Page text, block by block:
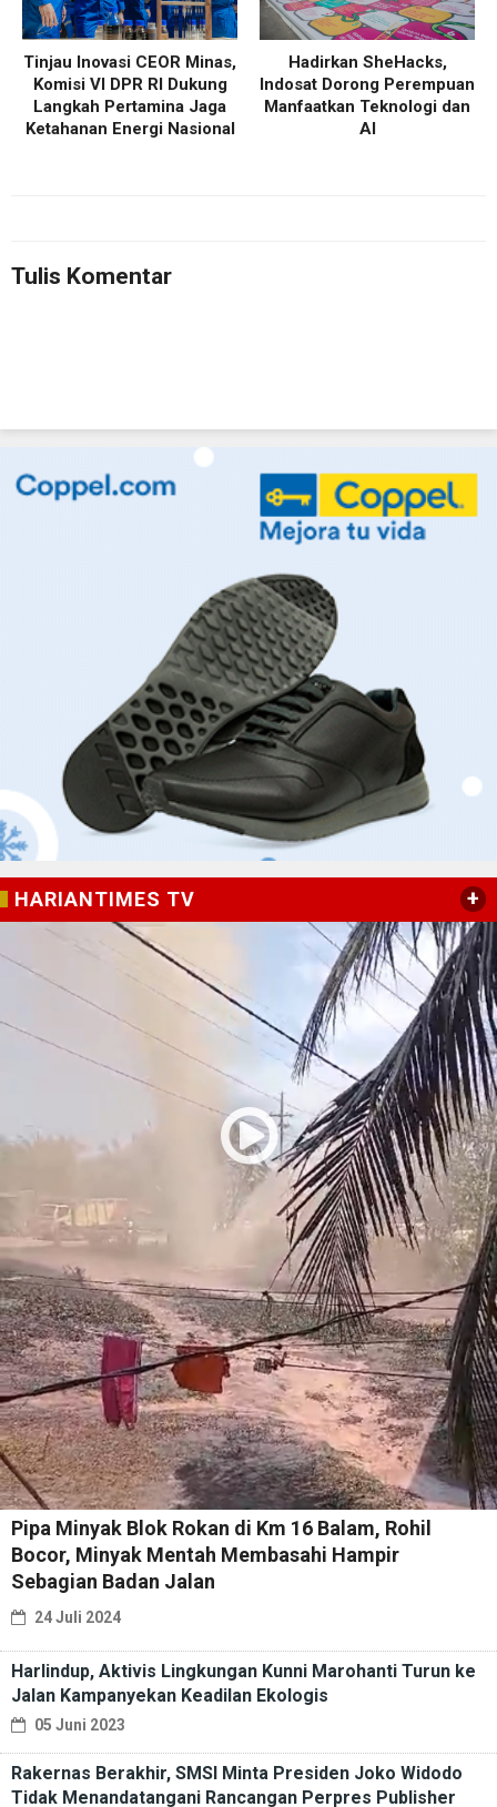
Tinjau Inovasi CEOR Minas,
Komisi VI DPR RI Dukung
Langkah Pertamina Jaga
Ketahanan Energi Nasional
Hadirkan SheHacks,
Indosat Dorong Perempuan
Manfaatkan Teknologi dan
AI
Tulis Komentar
HARIANTIMES TV +
Pipa Minyak Blok Rokan di Km 16 Balam, Rohil
Bocor, Minyak Mentah Membasahi Hampir
Sebagian Badan Jalan
24 Juli 2024
Harlindup, Aktivis Lingkungan Kunni Marohanti Turun ke
Jalan Kampanyekan Keadilan Ekologis
05 Juni 2023
Rakernas Berakhir, SMSI Minta Presiden Joko Widodo
Tidak Menandatangani Rancangan Perpres Publisher